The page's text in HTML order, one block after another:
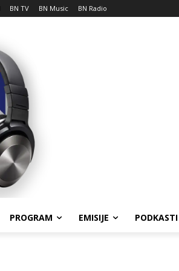
BN TV BN Music BN Radio
PROGRAM EMISIJE PODKASTI